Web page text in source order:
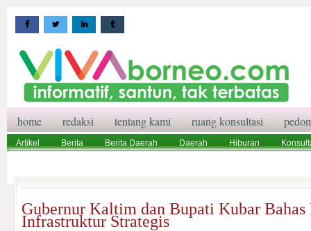
home redaksi tentang kami ruang konsultasi
Artikel Berita Berita Daerah Daerah Hiburan
Gubernur Kaltim dan Bupati Kubar Bahas
Infrastruktur Strategis